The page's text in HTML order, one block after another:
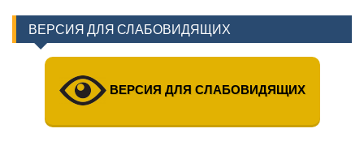
ВЕРСИЯ ДЛЯ СЛАБОВИДЯЩИХ
ВЕРСИЯ ДЛЯ СЛАБОВИДЯЩИХ